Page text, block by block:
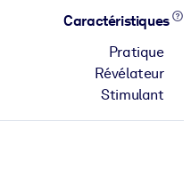
Caractéristiques
Pratique
Révélateur
Stimulant